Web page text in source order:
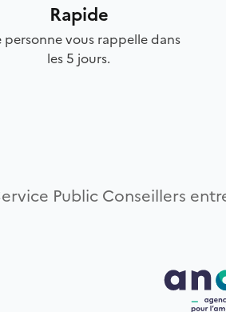
Rapide
personne vous rappelle dans
les 5 jours.
Public Conseillers